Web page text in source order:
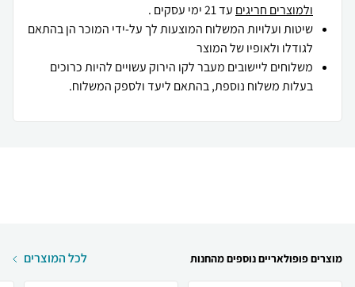
ולמוצרים חריגים עד 21 ימי עסקים .
שיטות ועלויות המשלוח המוצעות לך על-ידי המוכר הן בהתאם
לגודלו ולאופיו של המוצר
משלוחים ליישובים מעבר לקו הירוק עשויים להיות כרוכים
בעלות משלוח נוספת, בהתאם ליעד ולספק המשלוח.
מוצרים פופולאריים נוספים מהחנות לכל המוצרים